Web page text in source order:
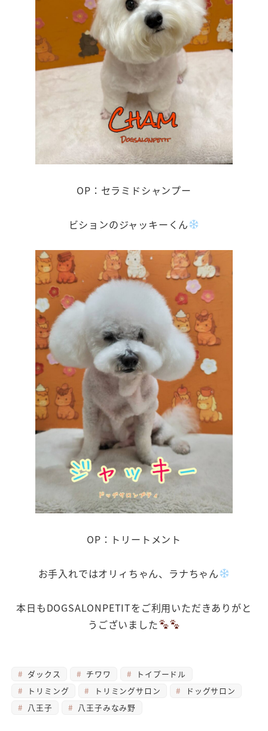
OP：セラミドシャンプー
ビションのジャッキーくん
OP：トリートメント
お手入れではオリィちゃん、ラナちゃん
本日もDOGSALONPETITをご利用いただきありがと
うございました
ダックス チワワ
トイプードル
トリミング
トリミングサロン
ドッグサロン
八王子
八王子みなみ野